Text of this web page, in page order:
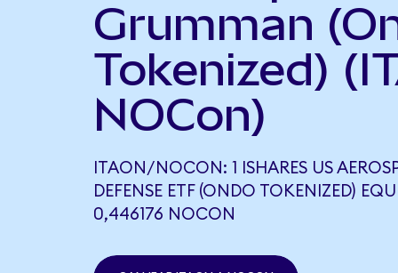
Grumman
Tokenized)
NOCon)
ITAON/NOCON: 1 ISHARES US
DEFENSE ETF (ONDO TOKENIZED)
0,446176 NOCON